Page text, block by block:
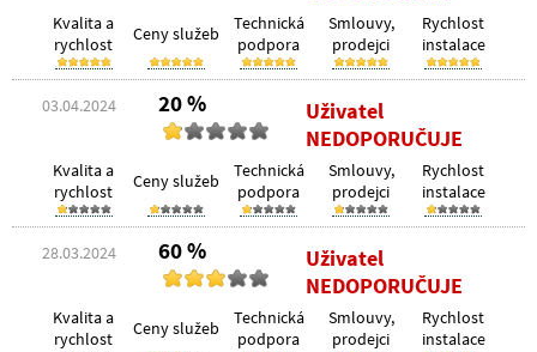
Kvalita a
rychlost
Ceny služeb
Technická
podpora
Smlouvy,
prodejci
Rychlost
instalace
03.04.2024 20 %
Uživatel
NEDOPORUČUJE
Kvalita a
rychlost
Ceny služeb
Technická
podpora
Smlouvy,
prodejci
Rychlost
instalace
28.03.2024 60 %
Uživatel
NEDOPORUČUJE
Kvalita a
rychlost
Ceny služeb
Technická
podpora
Smlouvy,
prodejci
Rychlost
instalace